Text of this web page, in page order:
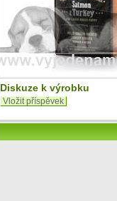
Diskuze k výrobku
Vložit příspěvek